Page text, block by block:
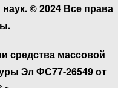
© 2024 Все права
средства массовой
Эл ФС77-26549 от